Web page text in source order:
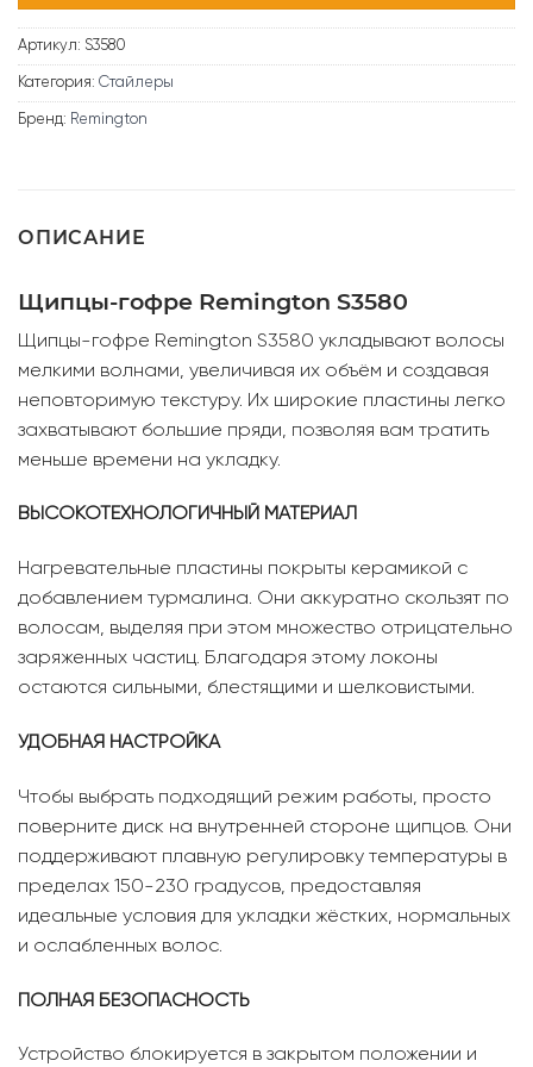
Артикул: S3580
Категория: Стайлеры
Бренд: Remington
ОПИСАНИЕ
Щипцы-гофре Remington S3580
Щипцы-гофре Remington S3580 укладывают волосы
мелкими волнами, увеличивая их объём и создавая
неповторимую текстуру. Их широкие пластины легко
захватывают большие пряди, позволяя вам тратить
меньше времени на укладку.
ВЫСОКОТЕХНОЛОГИЧНЫЙ МАТЕРИАЛ
Нагревательные пластины покрыты керамикой с
добавлением турмалина. Они аккуратно скользят по
волосам, выделяя при этом множество отрицательно
заряженных частиц. Благодаря этому локоны
остаются сильными, блестящими и шелковистыми.
УДОБНАЯ НАСТРОЙКА
Чтобы выбрать подходящий режим работы, просто
поверните диск на внутренней стороне щипцов. Они
поддерживают плавную регулировку температуры в
пределах 150-230 градусов, предоставляя
идеальные условия для укладки жёстких, нормальных
и ослабленных волос.
ПОЛНАЯ БЕЗОПАСНОСТЬ
Устройство блокируется в закрытом положении и